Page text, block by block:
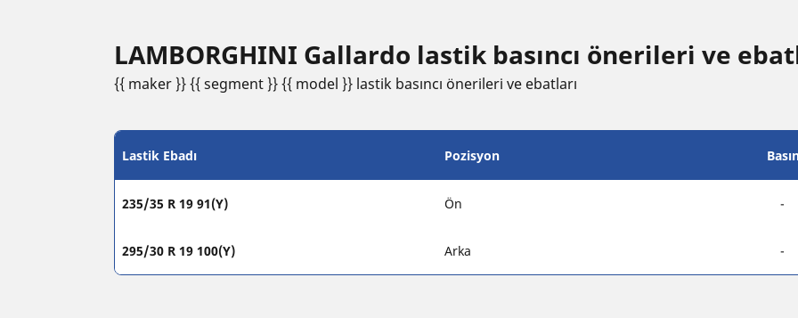
LAMBORGHINI Gallardo lastik basıncı öneri̇leri̇ ve
{{ maker }} {{ segment }} {{ model }} lastik basıncı öneri̇leri̇ ve ebatları
Lastik Ebadı Pozisyon
235/35 R 19 91(Y) Ön -
295/30 R 19 100(Y) Arka -